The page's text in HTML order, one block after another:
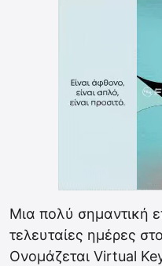
Μια πολύ σημαντική
τελευταίες ημέρες
Ονομάζεται Virtual